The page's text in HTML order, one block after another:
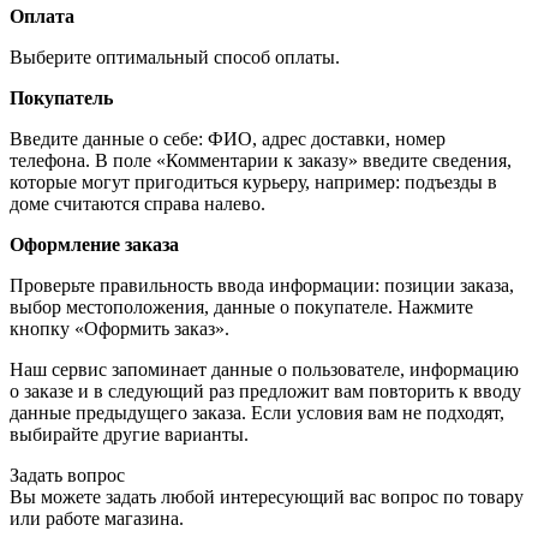
Оплата
Выберите оптимальный способ оплаты.
Покупатель
Введите данные о себе: ФИО, адрес доставки, номер
телефона. В поле «Комментарии к заказу» введите сведения,
которые могут пригодиться курьеру, например: подъезды в
доме считаются справа налево.
Оформление заказа
Проверьте правильность ввода информации: позиции заказа,
выбор местоположения, данные о покупателе. Нажмите
кнопку «Оформить заказ».
Наш сервис запоминает данные о пользователе, информацию
о заказе и в следующий раз предложит вам повторить к вводу
данные предыдущего заказа. Если условия вам не подходят,
выбирайте другие варианты.
Задать вопрос
Вы можете задать любой интересующий вас вопрос по товару
или работе магазина.